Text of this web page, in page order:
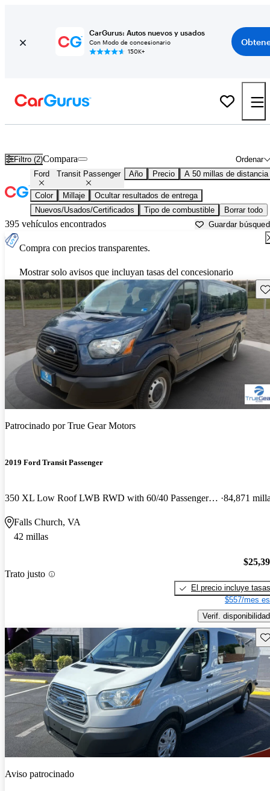
CarGurus: Autos nuevos y usados
Con Modo de concesionario
150K+
Filtro (2) Ordenar
Compara
Ford Transit Passenger Año Precio A 50 millas de distancia
Color Millaje
Ocultar resultados de entrega
Nuevos/Usados/Certificados
Tipo de combustible Borrar todo
395 vehículos encontrados Guardar
Compra con precios transparentes.
Mostrar solo avisos que incluyan tasas del concesionario
Patrocinado porTrue Gear Motors
2019 Ford Transit Passenger
350 XL Low Roof LWB RWD with 60/40 Passenger-Side Doors 84,871
Falls Church, VA
42 millas
Trato justo
El precio incluye tasas
$557/mes
Verif. disponibilidad
Aviso patrocinado